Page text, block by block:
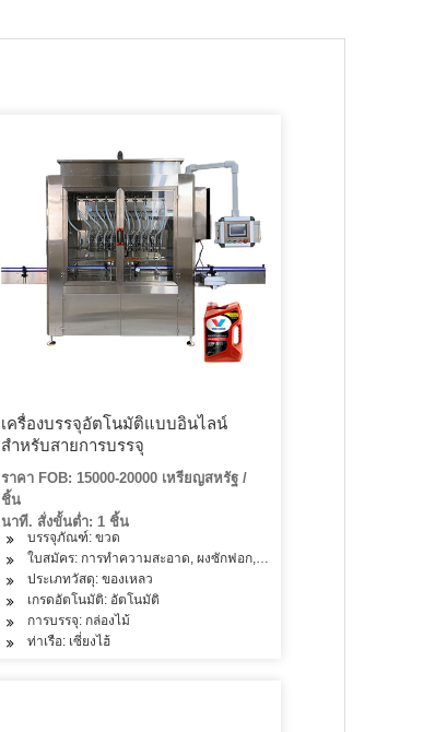
เครื่องบรรจุอัตโนมัติแบบอินไลน์
สำหรับสายการบรรจุ
ราคา FOB: 15000-20000 เหรียญสหรัฐ /
ชิ้น
นาที. สั่งขั้นต่ำ: 1 ชิ้น
บรรจุภัณฑ์: ขวด
ใบสมัคร: การทำความสะอาด, ผงซักฟอก, ผัก, ผลไม้, ปลา, เนื้อสัตว์, ข้
ประเภทวัสดุ: ของเหลว
เกรดอัตโนมัติ: อัตโนมัติ
การบรรจุ: กล่องไม้
ท่าเรือ: เซี่ยงไฮ้